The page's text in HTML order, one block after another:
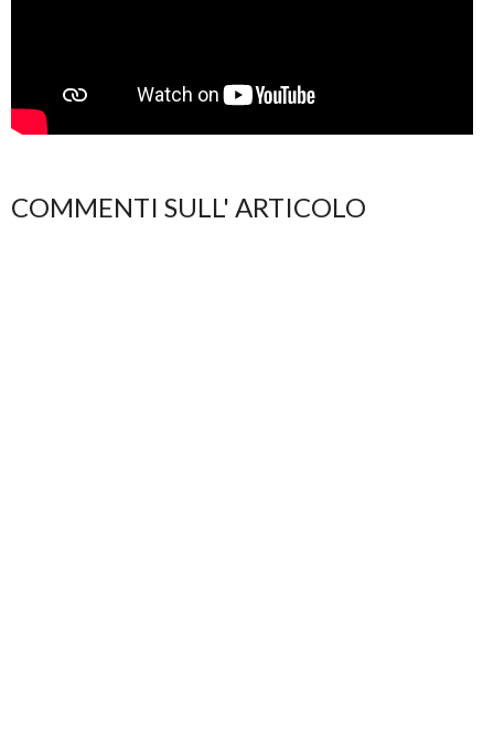
COMMENTI SULL' ARTICOLO